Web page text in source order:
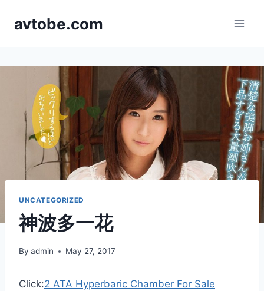
avtobe.com
UNCATEGORIZED
神波多一花
By admin May 27, 2017
Click:2 ATA Hyperbaric Chamber For Sale